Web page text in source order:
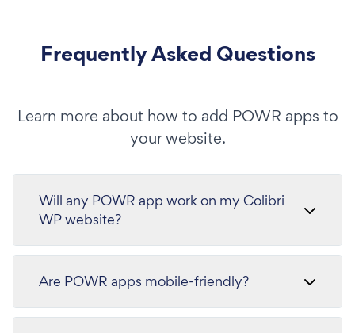
Frequently Asked Questions
Learn more about how to add POWR apps to
your website.
Will any POWR app work on my Colibri
WP website?
Are POWR apps mobile-friendly?